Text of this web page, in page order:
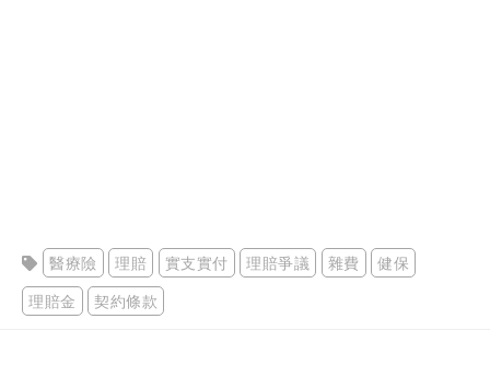
醫療險 理賠 實支實付 理賠爭議 雜費
健保
理賠金
契約條款